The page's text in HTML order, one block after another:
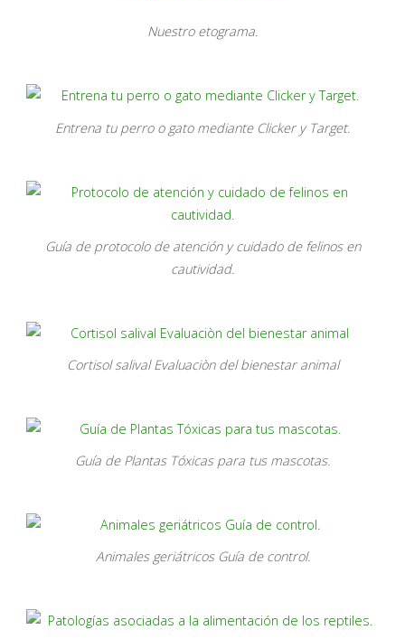
Nuestro etograma.
Entrena tu perro o gato mediante Clicker y Target.
Guía de protocolo de atención y cuidado de felinos en
cautividad.
Cortisol salival Evaluaciòn del bienestar animal
Guía de Plantas Tóxicas para tus mascotas.
Animales geriátricos Guía de control.